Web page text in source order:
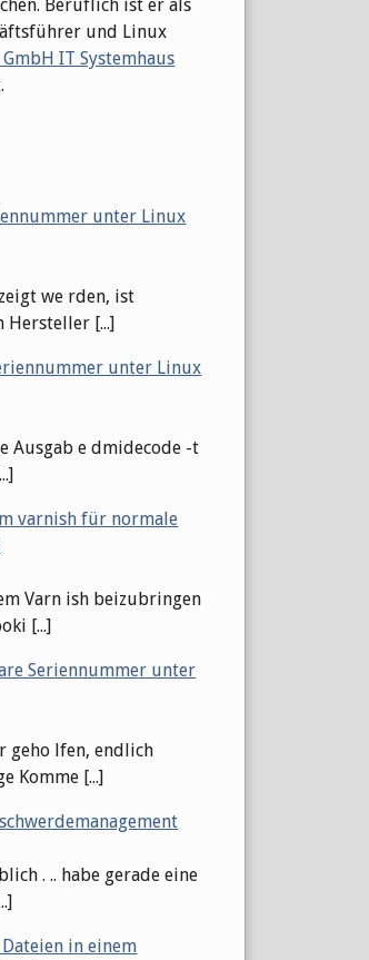
Beruflich ist er als
und Linux
IT Systemhaus
unter Linux
we rden, ist
Hersteller [...]
unter Linux
Ausgab e dmidecode -t
varnish für normale
Varn ish beizubringen
[...]
Seriennummer unter
geho lfen, endlich
Komme [...]
. .. habe gerade eine
in einem